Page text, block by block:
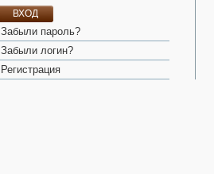
ВХОД
Забыли пароль?
Забыли логин?
Регистрация